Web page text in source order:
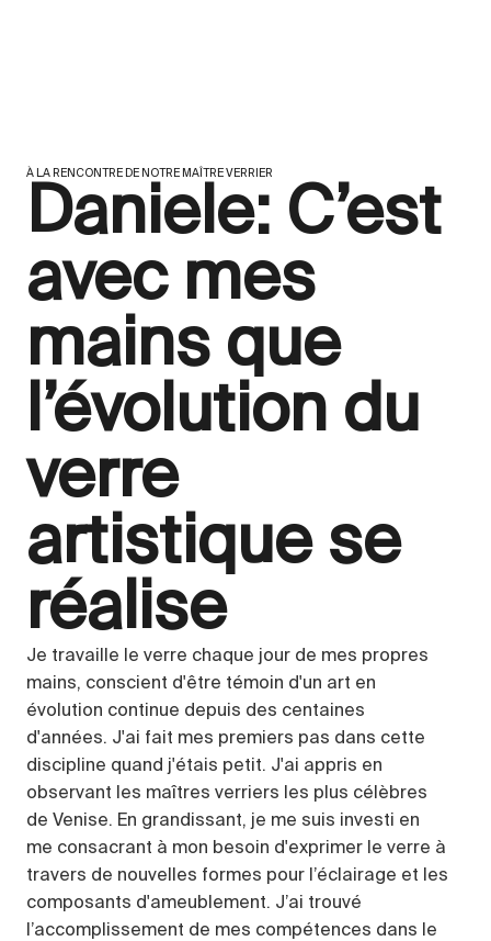
À LA RENCONTRE DE NOTRE MAÎTRE VERRIER
Daniele: C’est
avec mes
mains que
l’évolution du
verre
artistique se
réalise
Je travaille le verre chaque jour de mes propres
mains, conscient d'être témoin d'un art en
évolution continue depuis des centaines
d'années. J'ai fait mes premiers pas dans cette
discipline quand j'étais petit. J'ai appris en
observant les maîtres verriers les plus célèbres
de Venise. En grandissant, je me suis investi en
me consacrant à mon besoin d'exprimer le verre à
travers de nouvelles formes pour l’éclairage et les
composants d'ameublement. J’ai trouvé
l’accomplissement de mes compétences dans le